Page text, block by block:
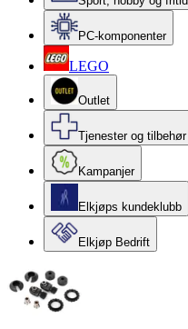
PC-komponenter
LEGO
Outlet
Tjenester og tilbehør
Kampanjer
Elkjøps kundeklubb
Elkjøp Bedrift